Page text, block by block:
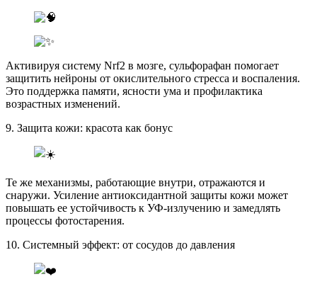
Активируя систему Nrf2 в мозге, сульфорафан помогает
защитить нейроны от окислительного стресса и воспаления.
Это поддержка памяти, ясности ума и профилактика
возрастных изменений.
9. Защита кожи: красота как бонус
Те же механизмы, работающие внутри, отражаются и
снаружи. Усиление антиоксидантной защиты кожи может
повышать ее устойчивость к УФ-излучению и замедлять
процессы фотостарения.
10. Системный эффект: от сосудов до давления